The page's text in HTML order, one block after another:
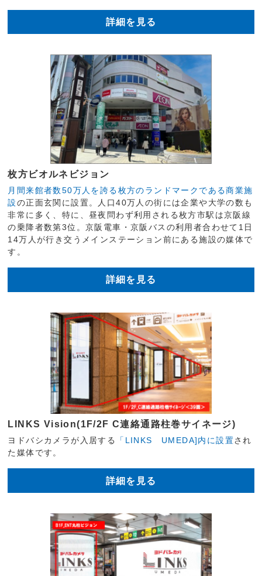
詳細を見る
枚方ビオルネビジョン
月間来館者数50万人を誇る枚方のランドマークである商業施
設の正面玄関に設置。人口40万人の街には企業や大学の数も
非常に多く、特に、昼夜問わず利用される枚方市駅は京阪線
の乗降者数第3位。京阪電車・京阪バスの利用者合わせて1日
14万人が行き交うメインステーション前にある施設の媒体で
す。
詳細を見る
LINKS Vision(1F/2F C連絡通路柱巻サイネージ)
ヨドバシカメラが入居する 「LINKS UMEDA]内に設置され
た媒体です。
詳細を見る